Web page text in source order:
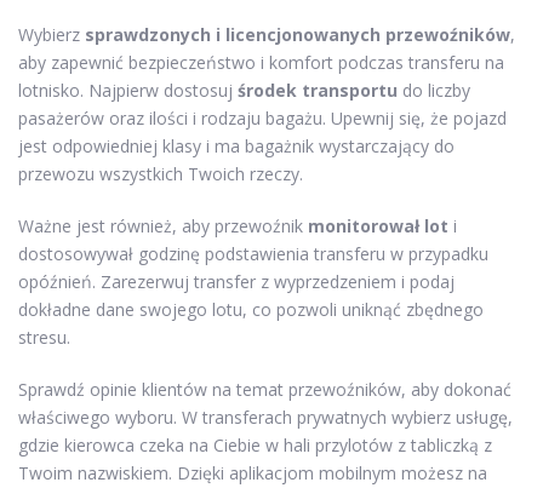
Wybierz sprawdzonych i licencjonowanych przewoźników,
aby zapewnić bezpieczeństwo i komfort podczas transferu na
lotnisko. Najpierw dostosuj środek transportu do liczby
pasażerów oraz ilości i rodzaju bagażu. Upewnij się, że pojazd
jest odpowiedniej klasy i ma bagażnik wystarczający do
przewozu wszystkich Twoich rzeczy.
Ważne jest również, aby przewoźnik monitorował lot i
dostosowywał godzinę podstawienia transferu w przypadku
opóźnień. Zarezerwuj transfer z wyprzedzeniem i podaj
dokładne dane swojego lotu, co pozwoli uniknąć zbędnego
stresu.
Sprawdź opinie klientów na temat przewoźników, aby dokonać
właściwego wyboru. W transferach prywatnych wybierz usługę,
gdzie kierowca czeka na Ciebie w hali przylotów z tabliczką z
Twoim nazwiskiem. Dzięki aplikacjom mobilnym możesz na